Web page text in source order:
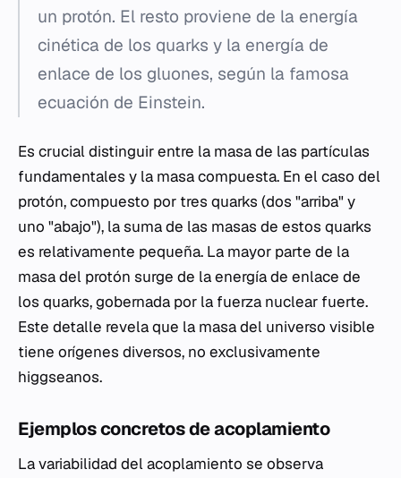
un protón. El resto proviene de la energía
cinética de los quarks y la energía de
enlace de los gluones, según la famosa
ecuación de Einstein.
Es crucial distinguir entre la masa de las partículas
fundamentales y la masa compuesta. En el caso del
protón, compuesto por tres quarks (dos "arriba" y
uno "abajo"), la suma de las masas de estos quarks
es relativamente pequeña. La mayor parte de la
masa del protón surge de la energía de enlace de
los quarks, gobernada por la fuerza nuclear fuerte.
Este detalle revela que la masa del universo visible
tiene orígenes diversos, no exclusivamente
higgseanos.
Ejemplos concretos de acoplamiento
La variabilidad del acoplamiento se observa